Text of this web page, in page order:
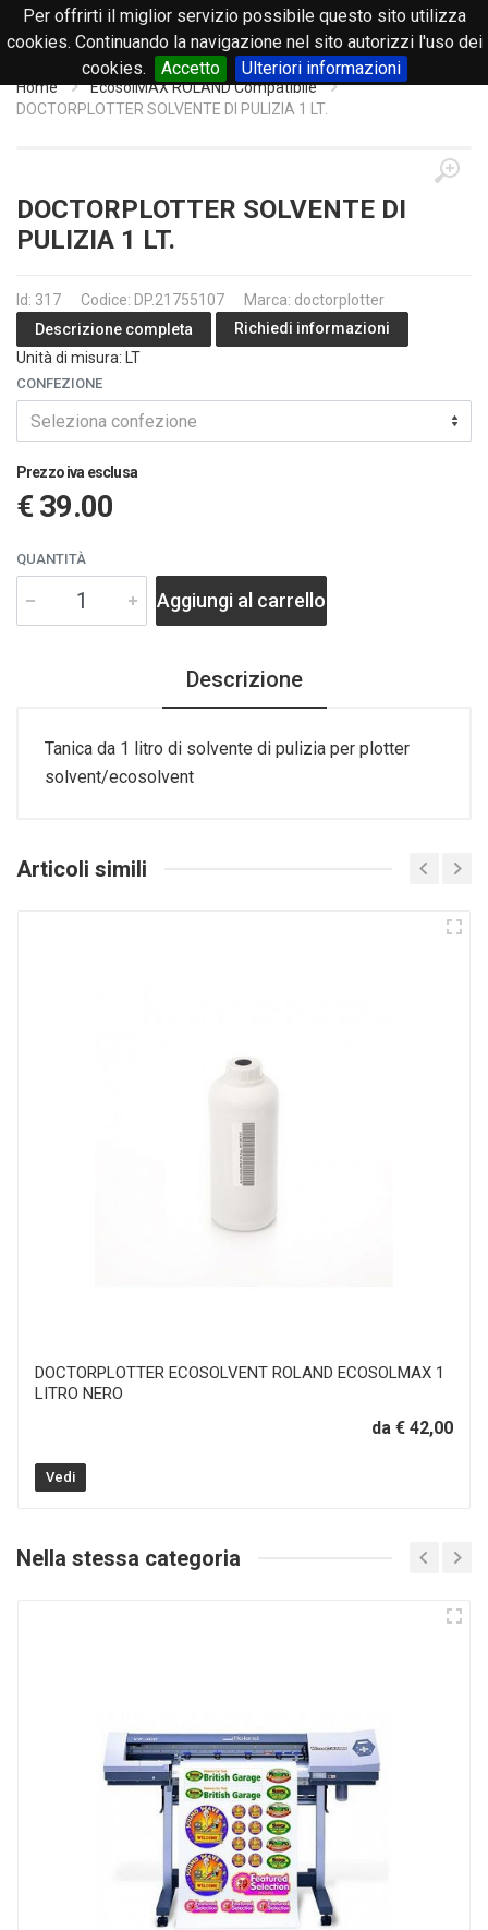
Per offrirti il miglior servizio possibile questo sito utilizza
cookies. Continuando la navigazione nel sito autorizzi l'uso dei
cookies.
Accetto Ulteriori informazioni
0
Home
EcosolMAX ROLAND Compatibile
DOCTORPLOTTER SOLVENTE DI PULIZIA 1 LT.
DOCTORPLOTTER SOLVENTE DI
PULIZIA 1 LT.
Id: 317 Codice: DP.21755107
Marca: doctorplotter
Descrizione completa
Richiedi informazioni
Unità di misura: LT
CONFEZIONE
Seleziona confezione
Prezzo iva esclusa
€ 39.00
QUANTITÀ
Aggiungi al carrello
Descrizione
Tanica da 1 litro di solvente di pulizia per plotter
solvent/ecosolvent
Articoli simili
DOCTORPLOTTER ECOSOLVENT ROLAND ECOSOLMAX 1
LITRO NERO
da € 42,00
Vedi
Nella stessa categoria